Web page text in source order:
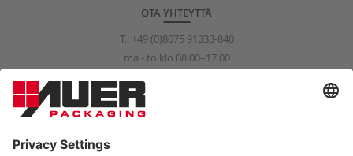
OTA YHTEYTTÄ
T.: +49 (0)8075 91333-840
ma - to klo 08.00–17.00
info@auer-packaging.com